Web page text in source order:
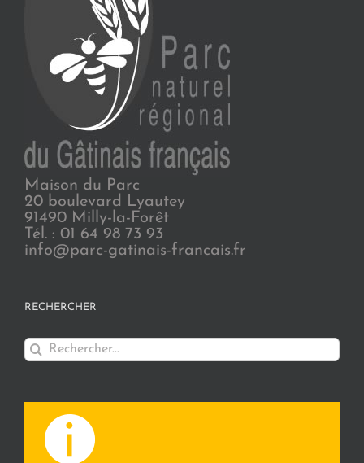
Maison du Parc
20 boulevard Lyautey
91490 Milly-la-Forêt
Tél. : 01 64 98 73 93
info@parc-gatinais-francais.fr
RECHERCHER
Rechercher: